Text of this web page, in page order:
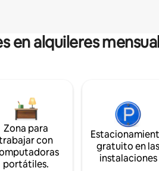
en alquileres
Zona para
con
portátiles.
gratuito en las
instalaciones